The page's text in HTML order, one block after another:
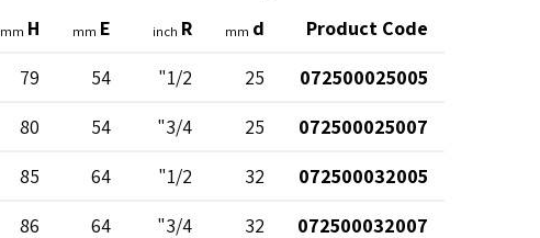
Product Code
d
mm
R
inch
E
mm
H
mm
072500025005
25
1/2"
54
79
072500025007
25
3/4"
54
80
072500032005
32
1/2"
64
85
072500032007
32
3/4"
64
86